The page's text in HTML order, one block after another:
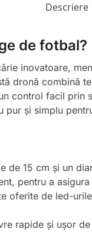
Descriere
de fotbal?
inovatoare,
dronă combină
control facil
și simplu
de 15 cm și un
pentru a
oferite de led-
rapide și ușor